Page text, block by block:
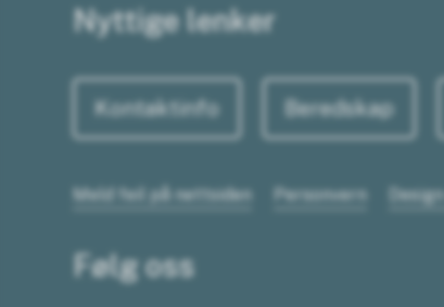
Nyttige lenker
Kontaktinfo Beredskap
Meld feil på nettsiden Personvern
Følg oss